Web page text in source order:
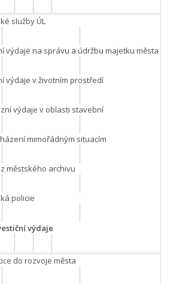
služby ÚL
výdaje na správu a údržbu majetku města
výdaje v životním prostředí
výdaje v oblasti stavební
mimořádným situacím
městského archivu
policie
výdaje
do rozvoje města